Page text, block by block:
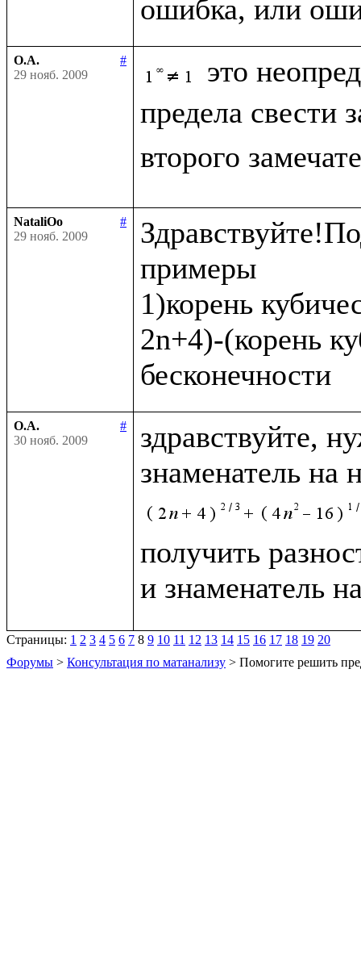
О.А.
#
29 нояб. 2009
это
предела свести
второго
NataliOo
#
29 нояб. 2009
примеры
1)корень
2n+4)-(корень
О.А.
#
30 нояб. 2009
здравствуйте,
знаменатель на
получить
и знаменатель
Страницы: 1 2 3 4 5 6 7 8 9 10 11 12 13 14 15 16 17 18 19 20
Форумы > Консультация по матанализу > Помогите решить